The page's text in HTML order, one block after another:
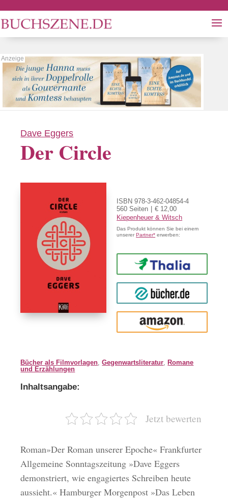
Dave Eggers
Der Circle
ISBN 978-3-462-04854-4
560 Seiten
€ 12,00
Kiepenheuer & Witsch
Das Produkt können Sie bei einem
unsererPartner* erwerben:
Thalia
buecher.de
Amazon
Bücher als Filmvorlagen,Gegenwartsliteratur, Romane
und Erzählungen
Inhaltsangabe:
Jetzt bewerten
Roman»Der Roman unserer Epoche« Frankfurter
Allgemeine Sonntagszeitung »Dave Eggers
demonstriert, wie engagiertes Schreiben heute
aussieht.« Hamburger Morgenpost »Das Leben